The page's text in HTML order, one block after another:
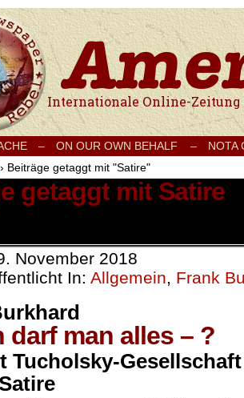
Internationale Onlinezeitung für Frieden,
– ON OUR OWN BEHALF –
NOTA
› Beiträge getaggt mit "Satire"
getaggt mit Satire
November 2018
In: Allgemein, Frank
darf man alles – ?
Tucholsky-